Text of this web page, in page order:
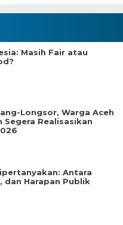
Masih Fair atau
Longsor, Warga Aceh
Segera Realisasikan
Antara
dan Harapan Publik